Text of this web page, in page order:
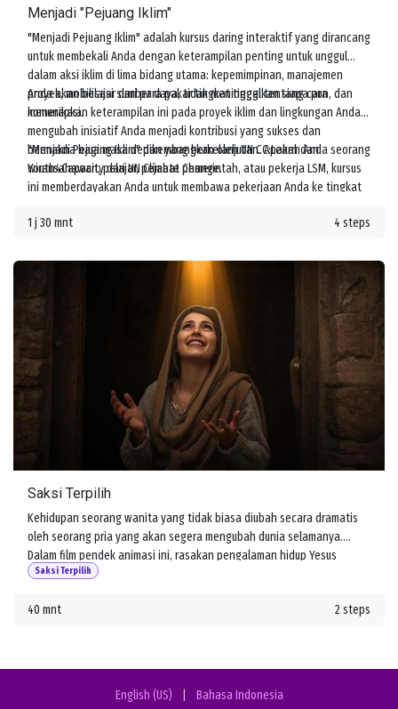
Menjadi "Pejuang Iklim"
"Menjadi Pejuang Iklim" adalah kursus daring interaktif yang dirancang
untuk membekali Anda dengan keterampilan penting untuk unggul
dalam aksi iklim di lima bidang utama: kepemimpinan, manajemen
proyek, mobilisasi sumber daya, tidak meninggalkan siapa pun, dan
komunikasi.
Anda akan belajar dari para pakar tingkat tinggi tentang cara
menerapkan keterampilan ini pada proyek iklim dan lingkungan Anda,
mengubah inisiatif Anda menjadi kontribusi yang sukses dan
bermakna bagi masa depan yang berkelanjutan. Apakah Anda seorang
wirausahawan, pelajar, pejabat pemerintah, atau pekerja LSM, kursus
ini memberdayakan Anda untuk membawa pekerjaan Anda ke tingkat
"Menjadi Pejuang Iklim" dikembangkan oleh UN CC:Learn dan
Youth4Capacity dari UN Climate Change.
1 j 30 mnt 4 steps
Saksi Terpilih
Kehidupan seorang wanita yang tidak biasa diubah secara dramatis
oleh seorang pria yang akan segera mengubah dunia selamanya.
Dalam film pendek animasi ini, rasakan pengalaman hidup Yesus
melalui mata salah satu pengikutnya, Maria Magdalena.
Saksi Terpilih
40 mnt 2 steps
English (US) Bahasa Indonesia